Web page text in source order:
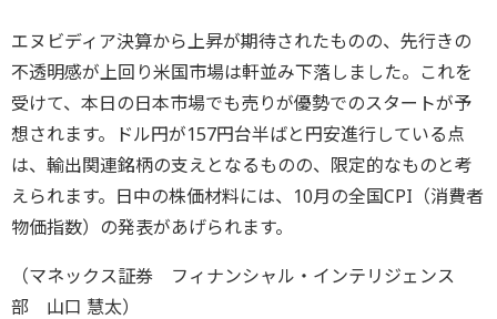
エヌビディア決算から上昇が期待されたものの、先行きの
不透明感が上回り米国市場は軒並み下落しました。これを
受けて、本日の日本市場でも売りが優勢でのスタートが予
想されます。ドル円が157円台半ばと円安進行している点
は、輸出関連銘柄の支えとなるものの、限定的なものと考
えられます。日中の株価材料には、10月の全国CPI（消費者
物価指数）の発表があげられます。
（マネックス証券 フィナンシャル・インテリジェンス
部 山口 慧太）